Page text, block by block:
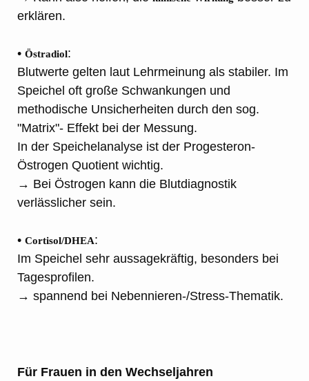
erklären.
• Östradiol:
Blutwerte gelten laut Lehrmeinung als stabiler. Im
Speichel oft große Schwankungen und
methodische Unsicherheiten durch den sog.
"Matrix"- Effekt bei der Messung.
In der Speichelanalyse ist der Progesteron-
Östrogen Quotient wichtig.
→ Bei Östrogen kann die Blutdiagnostik
verlässlicher sein.
• Cortisol/DHEA:
Im Speichel sehr aussagekräftig, besonders bei
Tagesprofilen.
→ spannend bei Nebennieren-/Stress-Thematik.
Für Frauen in den Wechseljahren